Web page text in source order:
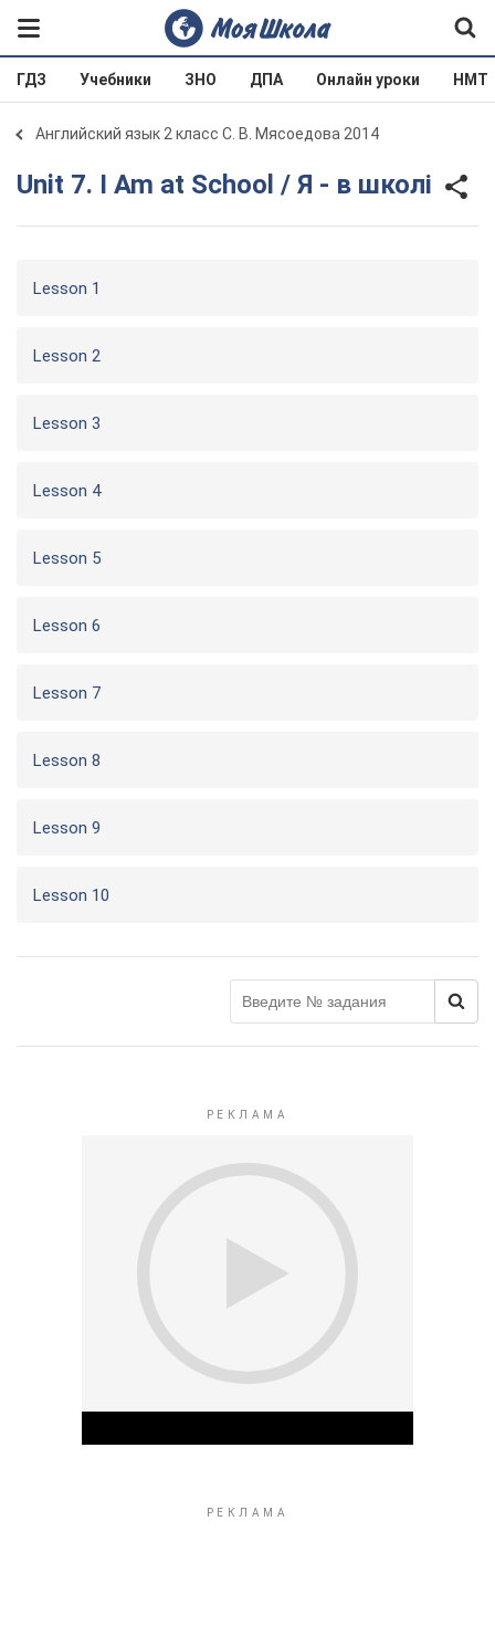
ГДЗ Учебники ЗНО ДПА Онлайн уроки НМТ
Английский язык 2 класс С. В. Мясоедова 2014
Unit 7. I Am at School / Я - в школі
Lesson 1
Lesson 2
Lesson 3
Lesson 4
Lesson 5
Lesson 6
Lesson 7
Lesson 8
Lesson 9
Lesson 10